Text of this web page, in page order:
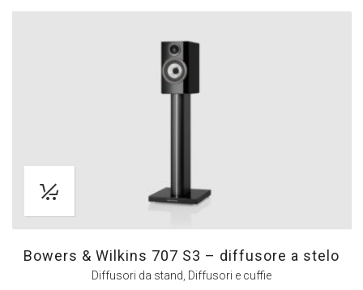
Bowers & Wilkins 707 S3 – diffusore a stelo
Diffusori da stand Diffusori e cuffie